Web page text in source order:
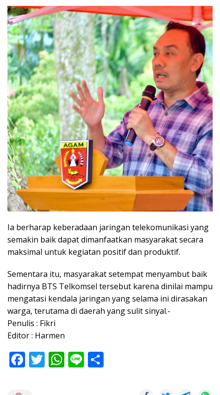
Ia berharap keberadaan jaringan telekomunikasi yang
semakin baik dapat dimanfaatkan masyarakat secara
maksimal untuk kegiatan positif dan produktif.
Sementara itu, masyarakat setempat menyambut baik
hadirnya BTS Telkomsel tersebut karena dinilai mampu
mengatasi kendala jaringan yang selama ini dirasakan
warga, terutama di daerah yang sulit sinyal.-
Penulis : Fikri
Editor : Harmen
F T W Li